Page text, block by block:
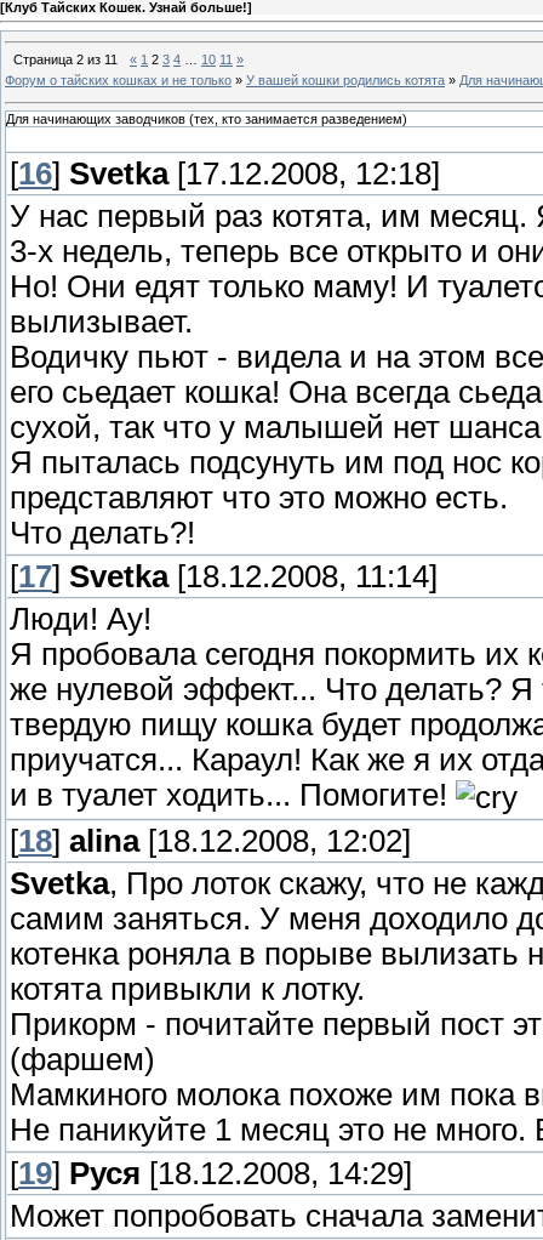
[Клуб Тайских Кошек. Узнай больше!]
Страница 2 из 11 « 1 2 3 4 10 11 »
Форум о тайских кошках и не только » У вашей кошки родились котята » Для
Для начинающих заводчиков (тех, кто занимается разведением)
[16] Svetka[17.12.2008, 12:18]
У нас первый раз котята, им
3-х недель, теперь все открыто и
Но! Они едят только маму! И
вылизывает.
Водичку пьют - видела и на этом
его сьедает кошка! Она всегда
сухой, так что у малышей нет
Я пыталась подсунуть им под нос
представляют что это можно есть.
Что делать?!
[17] Svetka[18.12.2008, 11:14]
Люди! Ау!
Я пробовала сегодня покормить их
же нулевой эффект... Что делать? Я
твердую пищу кошка будет
приучатся... Караул! Как же я их
и в туалет ходить... Помогите!
[18] alina[18.12.2008, 12:02]
Svetka, Про лоток скажу, что не
самим заняться. У меня доходило
котенка роняла в порыве вылизать
котята привыкли к лотку.
Прикорм - почитайте первый пост
(фаршем)
Мамкиного молока похоже им пока
Не паникуйте 1 месяц это не
[19] Руся [18.12.2008, 14:29]
Может попробовать сначала